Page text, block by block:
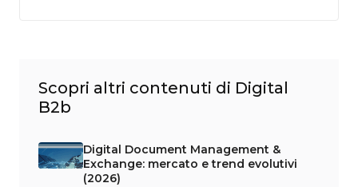
Scopri altri contenuti di Digital
B2b
Digital Document Management &
Exchange: mercato e trend evolutivi
(2026)